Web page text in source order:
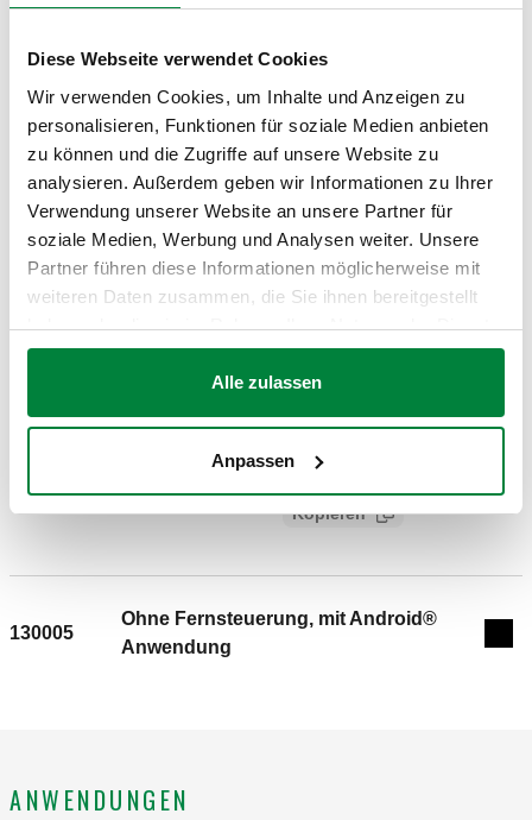
Diese Webseite verwendet Cookies
Wir verwenden Cookies, um Inhalte und Anzeigen zu
personalisieren, Funktionen für soziale Medien anbieten
zu können und die Zugriffe auf unsere Website zu
analysieren. Außerdem geben wir Informationen zu Ihrer
Verwendung unserer Website an unsere Partner für
soziale Medien, Werbung und Analysen weiter. Unsere
Partner führen diese Informationen möglicherweise mit
weiteren Daten zusammen, die Sie ihnen bereitgestellt
haben oder die sie im Rahmen Ihrer Nutzung der Dienste
gesammelt haben.
Alle zulassen
Anpassen
130006
Komplett mit Fernsteuerung, mit
Android Anwendung
3D-Modelle
Anzeigen
von Differenzdrücken und Durchflussmengen. Lieferung
verwendbar. Für die Messungen von △p für die
automatischen Durchflussbegrenzer verwendbar.
CODE IN DER
Kopieren
130005
Ohne Fernsteuerung, mit Android®
Anwendung
ANWENDUNGEN